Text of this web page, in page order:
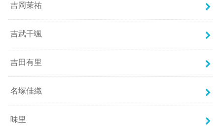
吉岡茉祐
吉武千颯
吉田有里
名塚佳織
味里